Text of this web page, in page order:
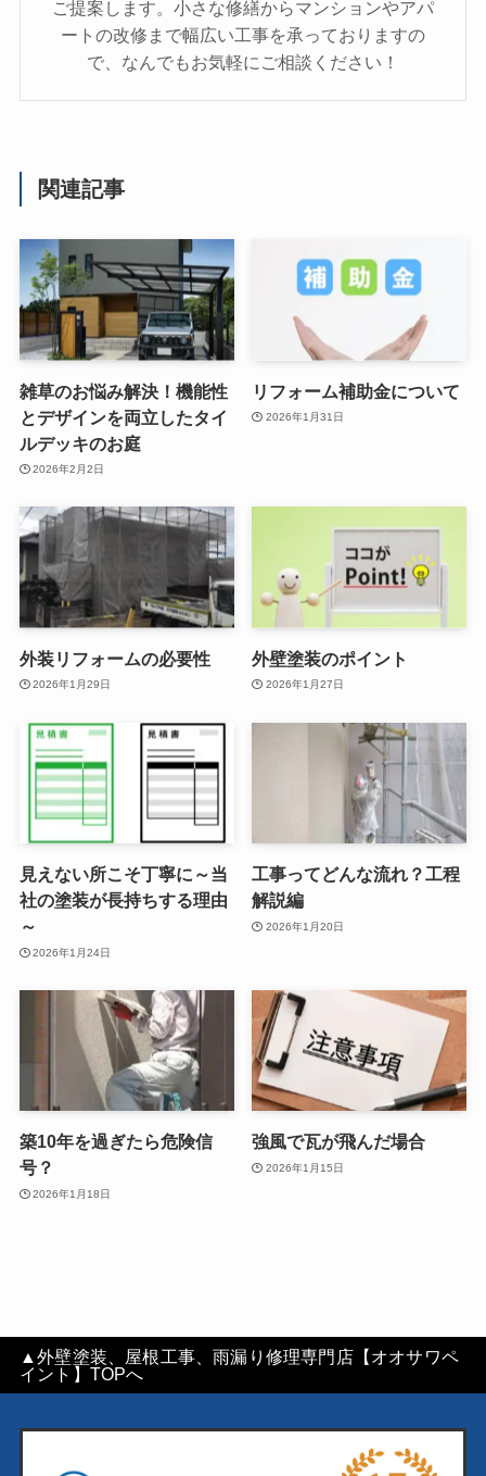
ご提案します。小さな修繕からマンションやアパ
ートの改修まで幅広い工事を承っておりますの
で、なんでもお気軽にご相談ください！
関連記事
雑草のお悩み解決！機能性
とデザインを両立したタイ
ルデッキのお庭
2026年2月2日
リフォーム補助金について
2026年1月31日
外装リフォームの必要性
2026年1月29日
外壁塗装のポイント
2026年1月27日
見えない所こそ丁寧に～当
社の塗装が長持ちする理由
～
2026年1月24日
工事ってどんな流れ？工程
解説編
2026年1月20日
築10年を過ぎたら危険信
号？
2026年1月18日
強風で瓦が飛んだ場合
2026年1月15日
▲外壁塗装、屋根工事、雨漏り修理専門店【オオサワペ
イント】TOPへ